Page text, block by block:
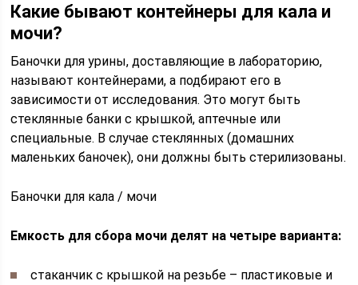
Какие бывают контейнеры для кала и
мочи?
Баночки для урины, доставляющие в лабораторию,
называют контейнерами, а подбирают его в
зависимости от исследования. Это могут быть
стеклянные банки с крышкой, аптечные или
специальные. В случае стеклянных (домашних
маленьких баночек), они должны быть стерилизованы.
Баночки для кала / мочи
Емкость для сбора мочи делят на четыре варианта:
стаканчик с крышкой на резьбе – пластиковые и